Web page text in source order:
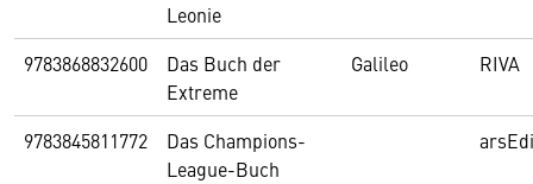
Leonie
9783868832600
Das Buch der
Extreme
Galileo RIVA
9783845811772
Das Champions-
League-Buch